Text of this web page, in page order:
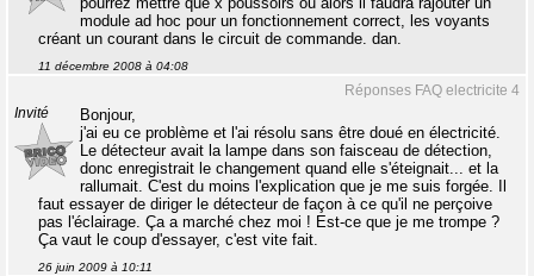
module ad hoc pour un fonctionnement correct, les voyants
créant un courant dans le circuit de commande. dan.
11 décembre 2008 à 04:08
Réponses FAQ electricite 4
Invité
Bonjour,
j'ai eu ce problème et l'ai résolu sans être doué en électricité.
Le détecteur avait la lampe dans son faisceau de détection,
donc enregistrait le changement quand elle s'éteignait... et la
rallumait. C'est du moins l'explication que je me suis forgée. Il
faut essayer de diriger le détecteur de façon à ce qu'il ne perçoive
pas l'éclairage. Ça a marché chez moi ! Est-ce que je me trompe ?
Ça vaut le coup d'essayer, c'est vite fait.
26 juin 2009 à 10:11